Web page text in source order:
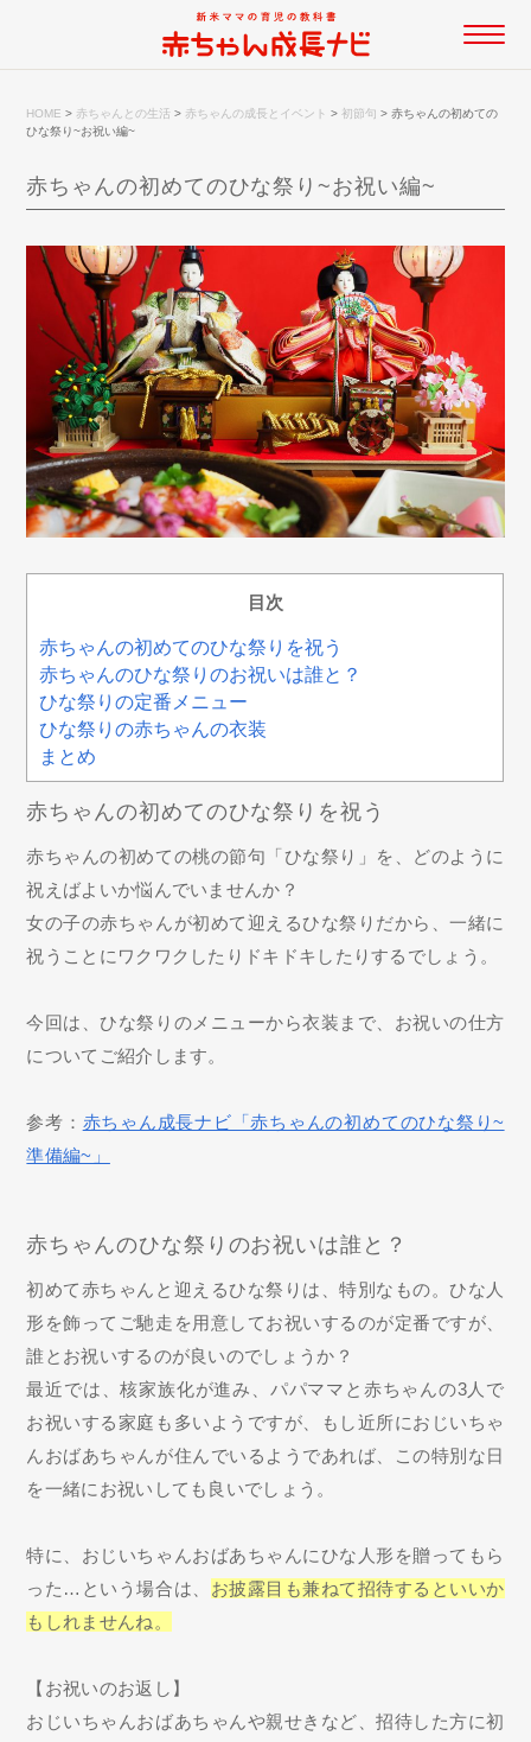
HOME > 赤ちゃんとの生活 > 赤ちゃんの成長とイベント >初節句 >赤ちゃんの初めての
ひな祭り~お祝い編~
赤ちゃんの初めてのひな祭り~お祝い編~
目次
赤ちゃんの初めてのひな祭りを祝う
赤ちゃんのひな祭りのお祝いは誰と？
ひな祭りの定番メニュー
ひな祭りの赤ちゃんの衣装
まとめ
赤ちゃんの初めてのひな祭りを祝う
赤ちゃんの初めての桃の節句「ひな祭り」を、どのように
祝えばよいか悩んでいませんか？
女の子の赤ちゃんが初めて迎えるひな祭りだから、一緒に
祝うことにワクワクしたりドキドキしたりするでしょう。
今回は、ひな祭りのメニューから衣装まで、お祝いの仕方
についてご紹介します。
参考： 赤ちゃん成長ナビ「赤ちゃんの初めてのひな祭り~
準備編~」
赤ちゃんのひな祭りのお祝いは誰と？
初めて赤ちゃんと迎えるひな祭りは、特別なもの。ひな人
形を飾ってご馳走を用意してお祝いするのが定番ですが、
誰とお祝いするのが良いのでしょうか？
最近では、核家族化が進み、パパママと赤ちゃんの3人で
お祝いする家庭も多いようですが、もし近所におじいちゃ
んおばあちゃんが住んでいるようであれば、この特別な日
を一緒にお祝いしても良いでしょう。
特に、おじいちゃんおばあちゃんにひな人形を贈ってもら
った…という場合は、 お披露目も兼ねて招待するといいか
もしれませんね。
【お祝いのお返し】
おじいちゃんおばあちゃんや親せきなど、招待した方に初